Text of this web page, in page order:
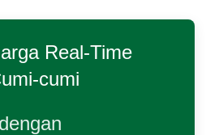
Real-Time
cumi